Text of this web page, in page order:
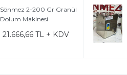
Sönmez 2-200 Gr Granül
Dolum Makinesi
21.666,66 TL + KDV